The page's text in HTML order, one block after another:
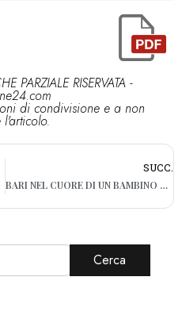
PARZIALE RISERVATA -
di condivisione e a non
SUCC.
BARI NEL CUORE DI UN BAMBINO DI SOLI 5 ANNI DI MILANO. LA MAMMA: “LA SUA CITTÀ PREFERITA”
Cerca